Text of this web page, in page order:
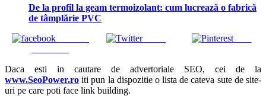
De la profil la geam termoizolant: cum lucrează o fabrică
de tâmplărie PVC
Tweet Save
Daca esti in cautare de advertoriale SEO, cei de la
www.SeoPower.ro iti pun la dispozitie o lista de cateva sute de site-
uri pe care poti face link building.